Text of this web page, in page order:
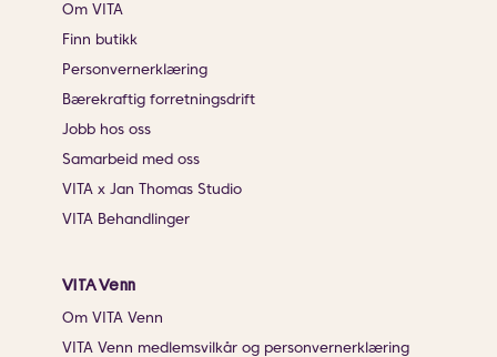
Om VITA
Finn butikk
Personvernerklæring
Bærekraftig forretningsdrift
Jobb hos oss
Samarbeid med oss
VITA x Jan Thomas Studio
VITA Behandlinger
VITA Venn
Om VITA Venn
VITA Venn medlemsvilkår og personvernerklæring